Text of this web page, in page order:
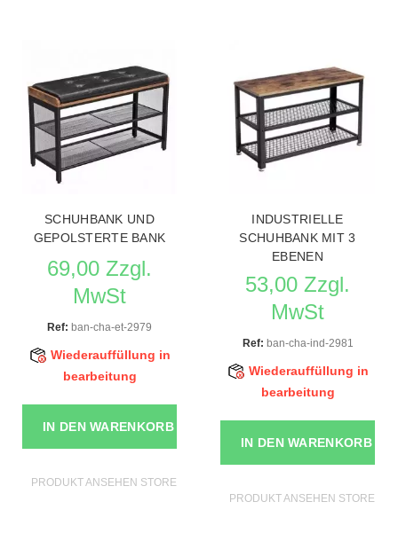
SCHUHBANK UND
GEPOLSTERTE BANK
69,00 Zzgl.
MwSt
Ref: ban-cha-et-2979
Wiederauffüllung in
bearbeitung
IN DEN WARENKORB
PRODUKT ANSEHEN STORE MÖBEL
INDUSTRIELLE
SCHUHBANK MIT 3
EBENEN
53,00 Zzgl.
MwSt
Ref: ban-cha-ind-2981
Wiederauffüllung in
bearbeitung
IN DEN WARENKORB
PRODUKT ANSEHEN STORE